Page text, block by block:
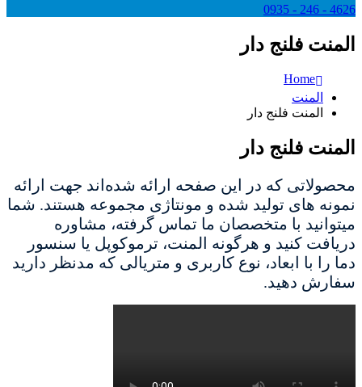
4626 - 246 - 0935
المنت فلنج دار
Home
المنت
المنت فلنج دار
المنت فلنج دار
محصولاتی که در این صفحه ارائه شده‌اند جهت ارائه
نمونه های تولید شده و مونتاژی مجموعه هستند. شما
میتوانید با متخصصان ما تماس گرفته، مشاوره
دریافت کنید و هرگونه المنت، ترموکوپل یا سنسور
دما را با ابعاد، نوع کاربری و متریالی که مدنظر دارید
سفارش دهید.